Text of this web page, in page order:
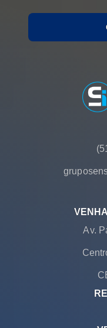
Av.